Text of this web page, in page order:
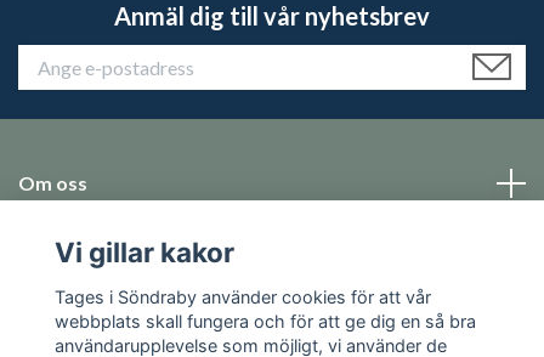
Anmäl dig till vår nyhetsbrev
Om oss
Emballage
Sosiale medier
Vi gillar kakor
Tages i Söndraby använder cookies för att vår
webbplats skall fungera och för att ge dig en så bra
användarupplevelse som möjligt, vi använder de